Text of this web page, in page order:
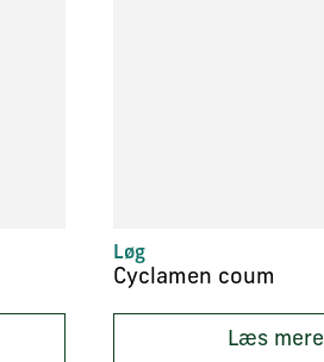
Løg
Cyclamen coum
Læs mere